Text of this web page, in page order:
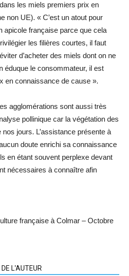
les miels premiers prix en
non UE). « C’est un atout pour
apicole française parce que cela
les filières courtes, il faut
d’acheter des miels dont on ne
éduque le consommateur, il est
en connaissance de cause ».
agglomérations sont aussi très
pollinique car la végétation des
jours. L’assistance présente à
doute enrichi sa connaissance
en étant souvent perplexe devant
nécessaires à connaître afin
française à Colmar – Octobre
DE L'AUTEUR